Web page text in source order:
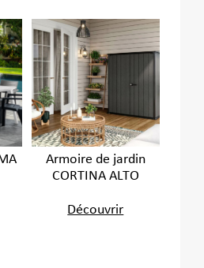
Armoire de jardin
CORTINA ALTO
Découvrir